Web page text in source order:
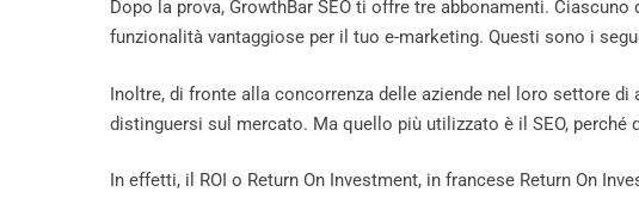
Dopo la prova, GrowthBar SEO ti offre tre abbonamenti.
funzionalità vantaggiose per il tuo e-marketing. Questi sono i
Inoltre, di fronte alla concorrenza delle aziende nel loro settore
distinguersi sul mercato. Ma quello più utilizzato è il SEO, perché
In effetti, il ROI o Return On Investment, in francese Return On